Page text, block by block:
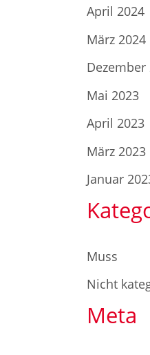
April 2024
März 2024
Dezember
Mai 2023
April 2023
März 2023
Januar
Muss
Nicht
Meta